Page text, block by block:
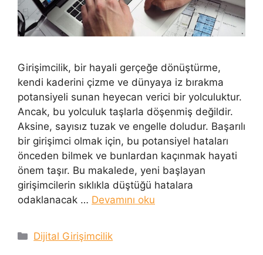
Girişimcilik, bir hayali gerçeğe dönüştürme,
kendi kaderini çizme ve dünyaya iz bırakma
potansiyeli sunan heyecan verici bir yolculuktur.
Ancak, bu yolculuk taşlarla döşenmiş değildir.
Aksine, sayısız tuzak ve engelle doludur. Başarılı
bir girişimci olmak için, bu potansiyel hataları
önceden bilmek ve bunlardan kaçınmak hayati
önem taşır. Bu makalede, yeni başlayan
girişimcilerin sıklıkla düştüğü hatalara
odaklanacak … Devamını oku
Kategoriler
Dijital Girişimcilik